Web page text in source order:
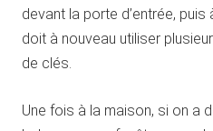
devant la porte d’entrée,
doit à nouveau utiliser
de clés.
Une fois à la maison, si on a